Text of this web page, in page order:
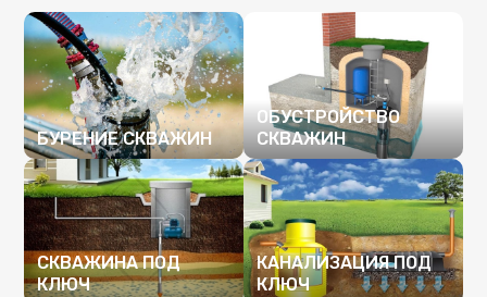
БУРЕНИЕ СКВАЖИН
ПОДРОБНЕЕ
ОБУСТРОЙСТВО
СКВАЖИН
ПОДРОБНЕЕ
СКВАЖИНА ПОД
КЛЮЧ
КАНАЛИЗАЦИЯ ПОД
КЛЮЧ